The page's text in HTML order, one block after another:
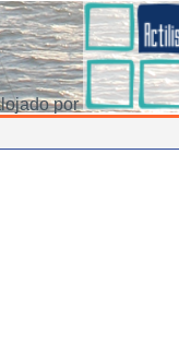
por